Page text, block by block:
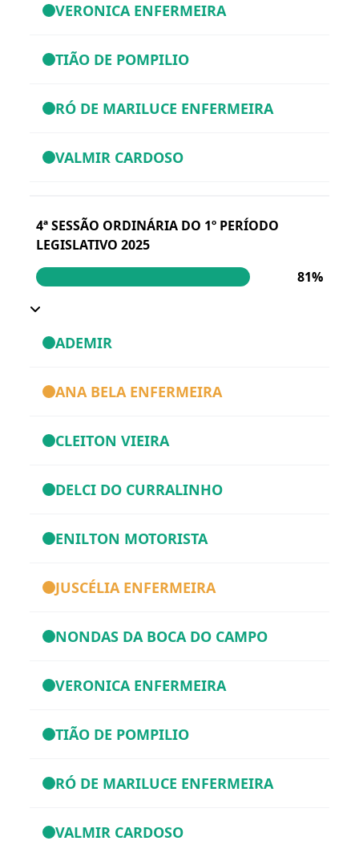
VERONICA ENFERMEIRA
TIÃO DE POMPILIO
RÓ DE MARILUCE ENFERMEIRA
VALMIR CARDOSO
4ª SESSÃO ORDINÁRIA DO 1º PERÍODO
LEGISLATIVO 2025
81%
ADEMIR
ANA BELA ENFERMEIRA
CLEITON VIEIRA
DELCI DO CURRALINHO
ENILTON MOTORISTA
JUSCÉLIA ENFERMEIRA
NONDAS DA BOCA DO CAMPO
VERONICA ENFERMEIRA
TIÃO DE POMPILIO
RÓ DE MARILUCE ENFERMEIRA
VALMIR CARDOSO